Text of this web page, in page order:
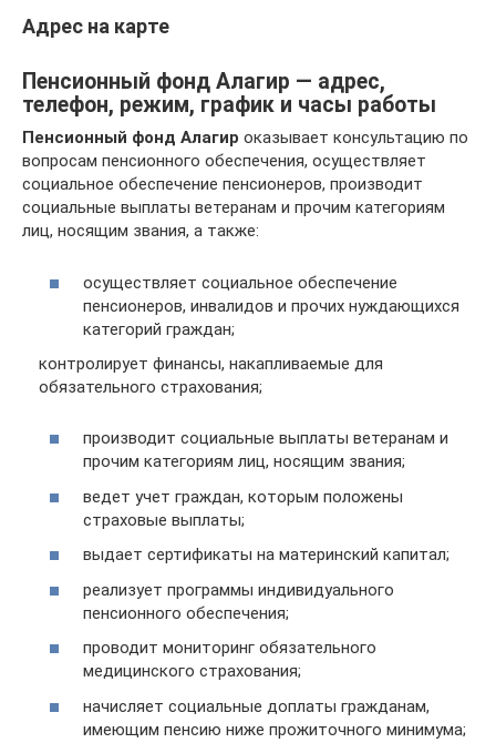
Адрес на карте
Пенсионный фонд Алагир — адрес,
телефон, режим, график и часы работы
Пенсионный фонд Алагир оказывает консультацию по
вопросам пенсионного обеспечения, осуществляет
социальное обеспечение пенсионеров, производит
социальные выплаты ветеранам и прочим категориям
лиц, носящим звания, а также:
осуществляет социальное обеспечение
пенсионеров, инвалидов и прочих нуждающихся
категорий граждан;
контролирует финансы, накапливаемые для
обязательного страхования;
производит социальные выплаты ветеранам и
прочим категориям лиц, носящим звания;
ведет учет граждан, которым положены
страховые выплаты;
выдает сертификаты на материнский капитал;
реализует программы индивидуального
пенсионного обеспечения;
проводит мониторинг обязательного
медицинского страхования;
начисляет социальные доплаты гражданам,
имеющим пенсию ниже прожиточного минимума;